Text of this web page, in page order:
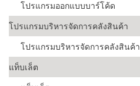
โปรแกรมออกแบบบาร์โค้ด
โปรแกรมบริหารจัดการคลังสินค้า
โปรแกรมบริหารจัดการคลังสินค้า
แท็บเล็ต